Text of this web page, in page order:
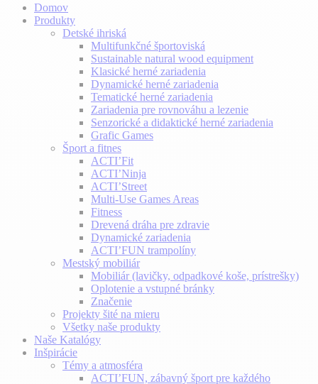
Domov
Produkty
Detské ihriská
Multifunkčné športoviská
Sustainable natural wood equipment
Klasické herné zariadenia
Dynamické herné zariadenia
Tematické herné zariadenia
Zariadenia pre rovnováhu a lezenie
Senzorické a didaktické herné zariadenia
Grafic Games
Šport a fitnes
ACTI’Fit
ACTI’Ninja
ACTI’Street
Multi-Use Games Areas
Fitness
Drevená dráha pre zdravie
Dynamické zariadenia
ACTI’FUN trampolíny
Mestský mobiliár
Mobiliár (lavičky, odpadkové koše, prístrešky)
Oplotenie a vstupné bránky
Značenie
Projekty šité na mieru
Všetky naše produkty
Naše Katalógy
Inšpirácie
Témy a atmosféra
ACTI’FUN, zábavný šport pre každého